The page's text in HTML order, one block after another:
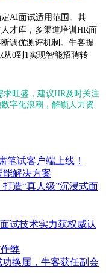
AI面试适用范围。其
才库，多渠道培训HR面
调优测评机制。牛客提
从0到1实现智能招聘转
旺盛，建议HR及时关注
字化浪潮，解锁人力资
笔试客户端上线！
解决方案
造“真人级”沉浸式面
试技术实力获权威认
弊
换届，牛客获任副会